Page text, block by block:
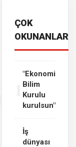
ÇOK
OKUNANLAR
"Ekonomi
Bilim
Kurulu
kurulsun"
İş
dünyası